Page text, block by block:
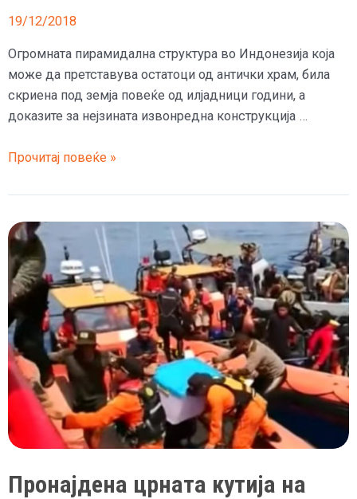
19/12/2018
Огромната пирамидална структура во Индонезија која
може да претставува остатоци од антички храм, била
скриена под земја повеќе од илјадници години, а
доказите за нејзината извонредна конструкција …
Најстарата
во
светот
се
крие
во
Индонезија
Прочитај повеќе »
Пронајдена црната кутија на